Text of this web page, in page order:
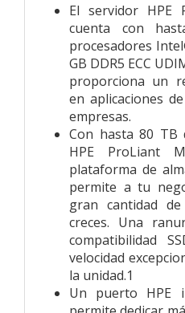
El servidor HPE
cuenta con
procesadores
GB DDR5 ECC
proporciona un
en aplicaciones
empresas.
Con hasta 80 TB
HPE ProLiant
plataforma de
permite a tu
gran cantidad
creces. Una
compatibilidad
velocidad
la unidad.1
Un puerto HPE